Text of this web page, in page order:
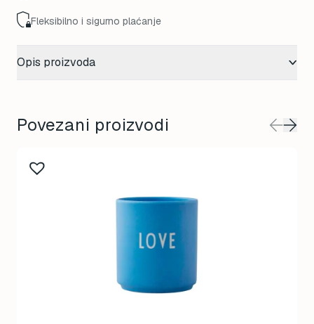
Fleksibilno i sigurno plaćanje
Opis proizvoda
Povezani proizvodi